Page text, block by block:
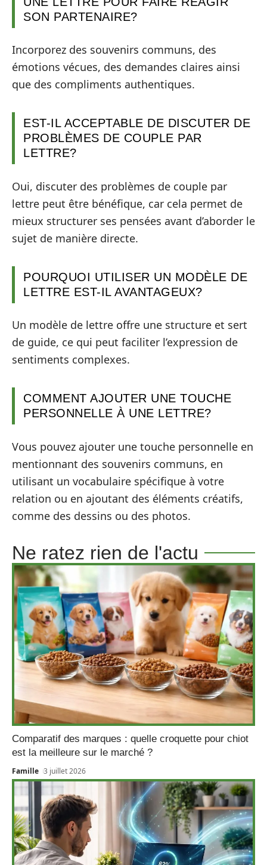
SON PARTENAIRE?
Incorporez des souvenirs communs, des
émotions vécues, des demandes claires ainsi
que des compliments authentiques.
EST-IL ACCEPTABLE DE DISCUTER DE
PROBLÈMES DE COUPLE PAR
LETTRE?
Oui, discuter des problèmes de couple par
lettre peut être bénéfique, car cela permet de
mieux structurer ses pensées avant d’aborder le
sujet de manière directe.
POURQUOI UTILISER UN MODÈLE DE
LETTRE EST-IL AVANTAGEUX?
Un modèle de lettre offre une structure et sert
de guide, ce qui peut faciliter l’expression de
sentiments complexes.
COMMENT AJOUTER UNE TOUCHE
PERSONNELLE À UNE LETTRE?
Vous pouvez ajouter une touche personnelle en
mentionnant des souvenirs communs, en
utilisant un vocabulaire spécifique à votre
relation ou en ajoutant des éléments créatifs,
comme des dessins ou des photos.
Ne ratez rien de l'actu
Comparatif des marques : quelle croquette pour chiot
est la meilleure sur le marché ?
Famille 3 juillet 2026